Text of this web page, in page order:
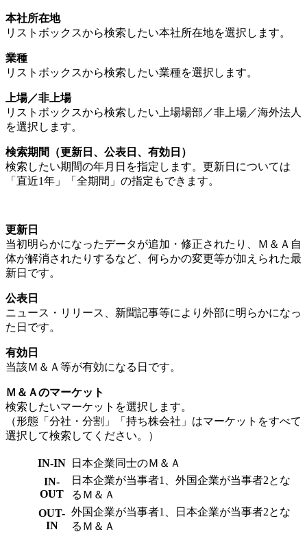
本社所在地
リストボックスから検索したい本社所在地を選択します。
業種
リストボックスから検索したい業種を選択します。
上場／非上場
リストボックスから検索したい上場場部／非上場／海外法人
を選択します。
検索期間（更新日、公表日、有効日）
検索したい期間の年月日を指定します。更新日については
「直近1年」「全期間」の指定もできます。
更新日
当初明らかになったデータが追加・修正されたり、Ｍ＆Ａ自
体が解消されたりするなど、何らかの変更等が加えられた最
新日です。
公表日
ニュース・リリース、新聞記事等により外部に明らかになっ
た日です。
有効日
当該Ｍ＆Ａ等が有効になる日です。
Ｍ＆Ａのマーケット
検索したいマーケットを選択します。
（形態「分社・分割」「持ち株会社」はマーケットをすべて
選択して検索してください。）
IN-IN
日本企業同士のＭ＆Ａ
IN-
OUT
日本企業が当事者1、外国企業が当事者2とな
るＭ＆Ａ
OUT-
IN
外国企業が当事者1、日本企業が当事者2とな
るＭ＆Ａ